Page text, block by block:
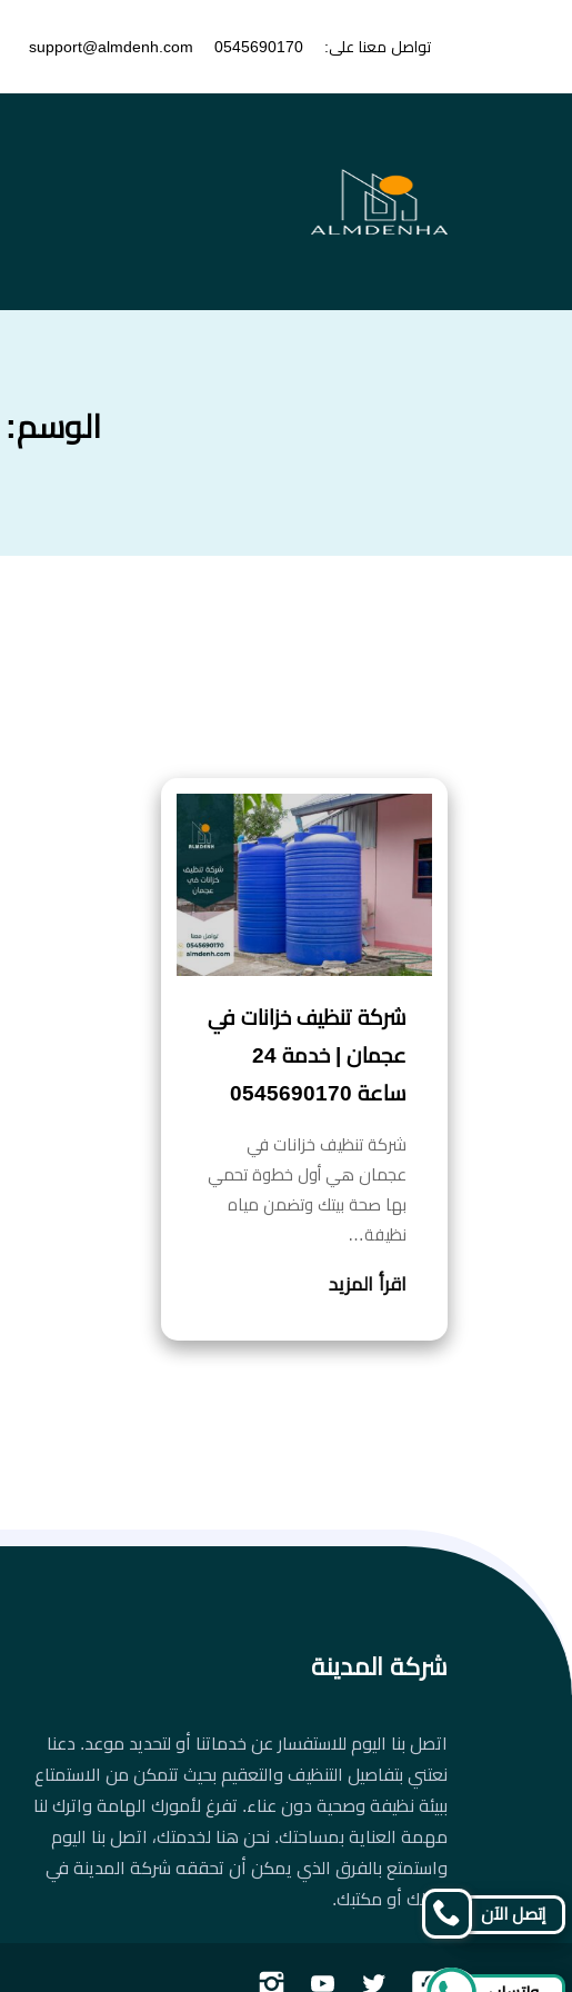
تواصل معنا على: 0545690170
support@almdenh.com
الوسم:
شركة تنظيف خزانات في
عجمان | خدمة 24
ساعة 0545690170
شركة تنظيف خزانات في
عجمان هي أول خطوة تحمي
بها صحة بيتك وتضمن مياه
نظيفة…
اقرأ المزيد
شركة المدينة
اتصل بنا اليوم للاستفسار عن خدماتنا أو لتحديد موعد. دعنا
نعتني بتفاصيل التنظيف والتعقيم بحيث تتمكن من الاستمتاع
ببيئة نظيفة وصحية دون عناء. تفرغ لأمورك الهامة واترك لنا
مهمة العناية بمساحتك. نحن هنا لخدمتك، اتصل بنا اليوم
واستمتع بالفرق الذي يمكن أن تحققه شركة المدينة في
منزلك أو مكتبك.
تابعنا تابعنا تابعنا
إتصل الآن